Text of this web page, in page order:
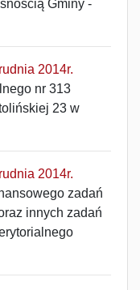
Gminy -
2014r.
nr 313
23 w
2014r.
zadań
innych zadań